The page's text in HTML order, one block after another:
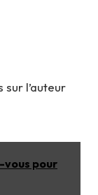
l’auteur
vous pour